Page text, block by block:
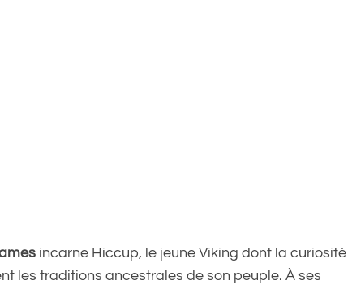
incarne Hiccup, le jeune Viking dont la curiosité
les traditions ancestrales de son peuple. À ses